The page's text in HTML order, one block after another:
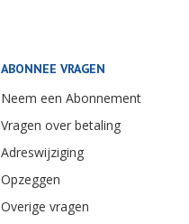
ABONNEE VRAGEN
Neem een Abonnement
Vragen over betaling
Adreswijziging
Opzeggen
Overige vragen